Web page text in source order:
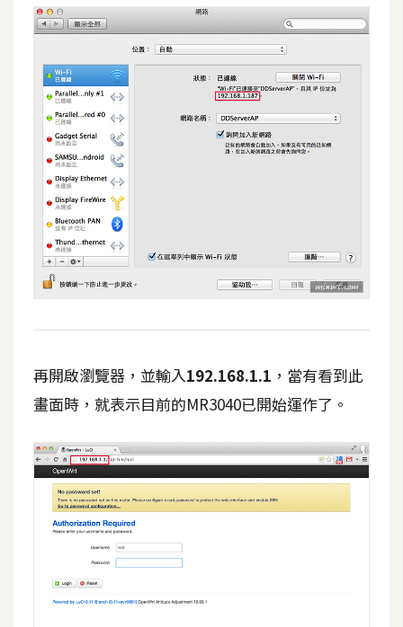
再開啟瀏覽器，並輸入192.168.1.1 ，當有看到此
畫面時，就表示目前的MR3040已開始運作了。